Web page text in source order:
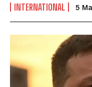
INTERNATIONAL 5